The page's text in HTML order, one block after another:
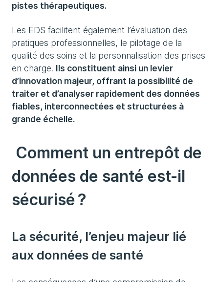
pistes thérapeutiques.
Les EDS facilitent également l’évaluation des
pratiques professionnelles, le pilotage de la
qualité des soins et la personnalisation des prises
en charge. Ils constituent ainsi un levier
d’innovation majeur, offrant la possibilité de
traiter et d’analyser rapidement des données
fiables, interconnectées et structurées à
grande échelle.
Comment un entrepôt de
données de santé est-il
sécurisé ?
La sécurité, l’enjeu majeur lié
aux données de santé